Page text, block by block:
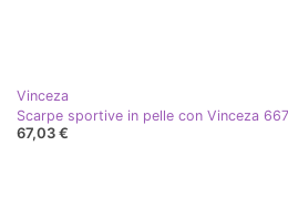
Vinceza
Scarpe sportive in pelle con Vinceza
67,03 €